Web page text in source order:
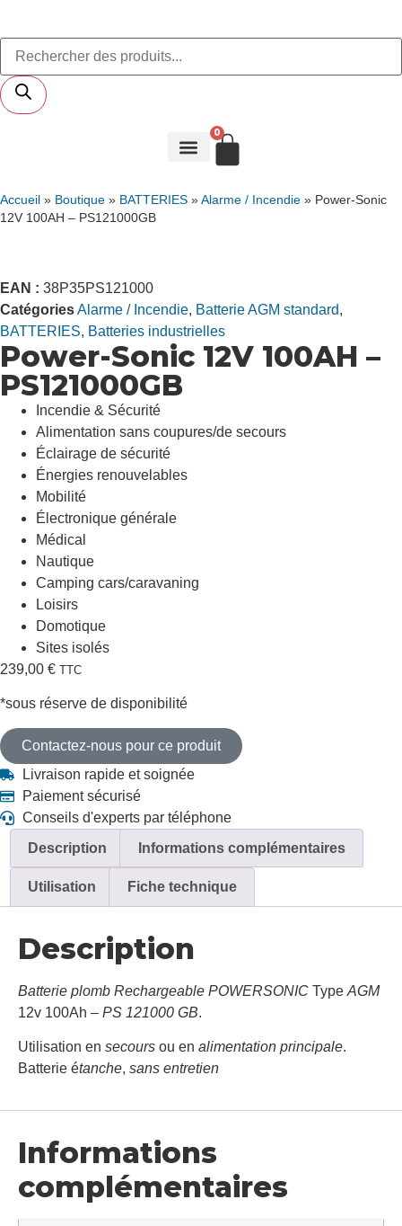
0
Accueil » Boutique » BATTERIES » Alarme / Incendie » Power-Sonic
12V 100AH – PS121000GB
EAN : 38P35PS121000
CatégoriesAlarme / Incendie, Batterie AGM standard,
BATTERIES, Batteries industrielles
Power-Sonic 12V 100AH –
PS121000GB
Incendie & Sécurité
Alimentation sans coupures/de secours
Éclairage de sécurité
Énergies renouvelables
Mobilité
Électronique générale
Médical
Nautique
Camping cars/caravaning
Loisirs
Domotique
Sites isolés
239,00 € TTC
*sous réserve de disponibilité
Contactez-nous pour ce produit
Livraison rapide et soignée
Paiement sécurisé
Conseils d'experts par téléphone
Description
Informations complémentaires
Utilisation Fiche technique
Description
Batterie plomb Rechargeable POWERSONIC Type AGM
12v 100Ah – PS 121000 GB.
Utilisation en secours ou en alimentation principale.
Batterie étanche, sans entretien
Informations
complémentaires